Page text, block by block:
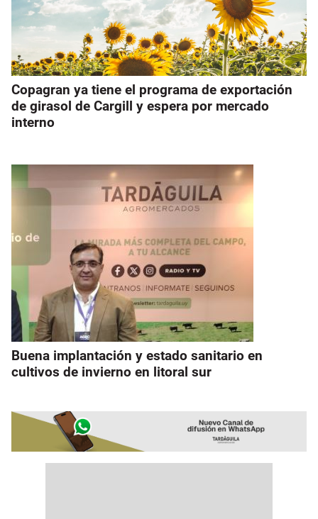
Copagran ya tiene el programa de exportación
de girasol de Cargill y espera por mercado
interno
Buena implantación y estado sanitario en
cultivos de invierno en litoral sur